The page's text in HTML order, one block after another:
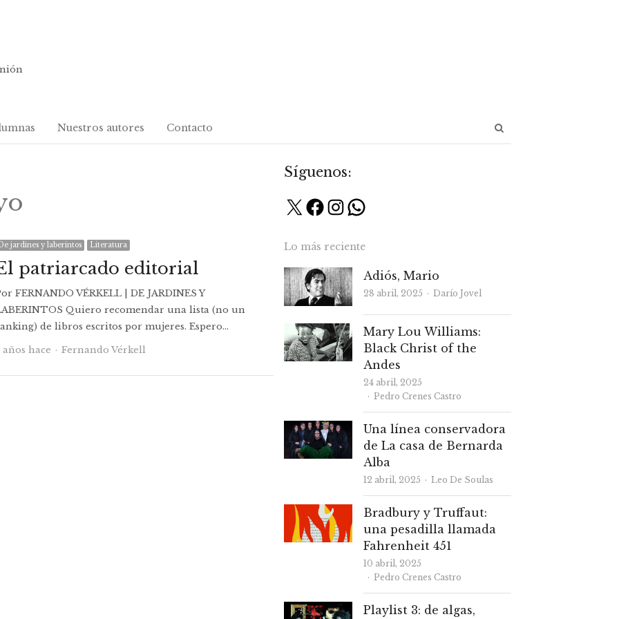
Nuestros autores Contacto
jardines y laberintos Literatura
patriarcado editorial
FERNANDO VÉRKELL | DE JARDINES Y
Quiero recomendar una lista (no un
de libros escritos por mujeres. Espero…
años hace
Autor
Fernando Vérkell
Síguenos:
X Facebook
Instagram
WhatsApp
Lo más reciente
Adiós, Mario
28 abril, 2025 Autor
Darío Jovel
Mary Lou Williams:
Black Christ of the
Andes
24 abril, 2025
Autor
Pedro Crenes Castro
Una línea conservadora
de La casa de Bernarda
Alba
12 abril, 2025 Autor
Leo De Soulas
Bradbury y Truffaut:
una pesadilla llamada
Fahrenheit 451
10 abril, 2025
Autor
Pedro Crenes Castro
Playlist 3: de algas,